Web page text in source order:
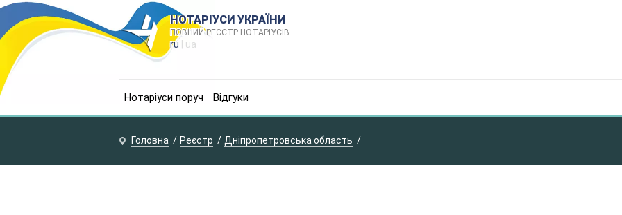
НОТАРІУСИ УКРАЇНИ
ПОВНИЙ РЕЄСТР НОТАРІУСІВ
ru | ua
Нотаріуси поруч Відгуки
Головна Реєстр Дніпропетровська область